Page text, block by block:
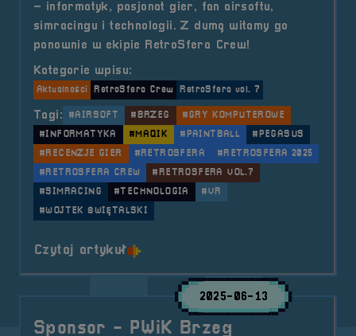
– informatyk, pasjonat gier, fan airsoftu,
simracingu i technologii. Z dumą witamy go
ponownie w ekipie RetroSfera Crew!
Kategorie wpisu:
Aktualności RetroSfera Crew RetroSfera vol. 7
Tagi: #AIRSOFT #BRZEG
#GRY KOMPUTEROWE
#INFORMATYKA
#MAQIK #PAINTBALL
#PEGASUS
#RECENZJE GIER
#RETROSFERA
#RETROSFERA 2025
#RETROSFERA CREW
#RETROSFERA VOL.7
#SIMRACING
#TECHNOLOGIA
#VR
#WOJTEK ŚWIĘTALSKI
Czytaj artykuło tytule RetroSfera Crew
2025-06-13
Sponsor - PWiK Brzeg